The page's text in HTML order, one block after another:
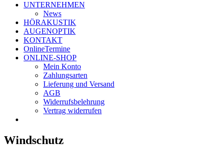
UNTERNEHMEN
News
HÖRAKUSTIK
AUGENOPTIK
KONTAKT
OnlineTermine
ONLINE-SHOP
Mein Konto
Zahlungsarten
Lieferung und Versand
AGB
Widerrufsbelehrung
Vertrag widerrufen
Windschutz